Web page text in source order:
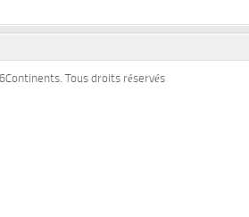
Tous droits réservés